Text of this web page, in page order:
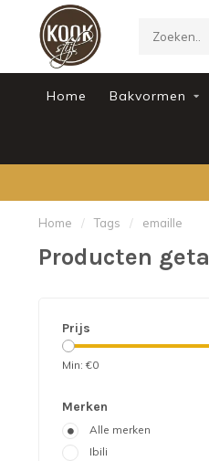
Home Bakvormen
Home / Tags / emaille
Producten
Prijs
Min: €0
Merken
Alle merken
Ibili